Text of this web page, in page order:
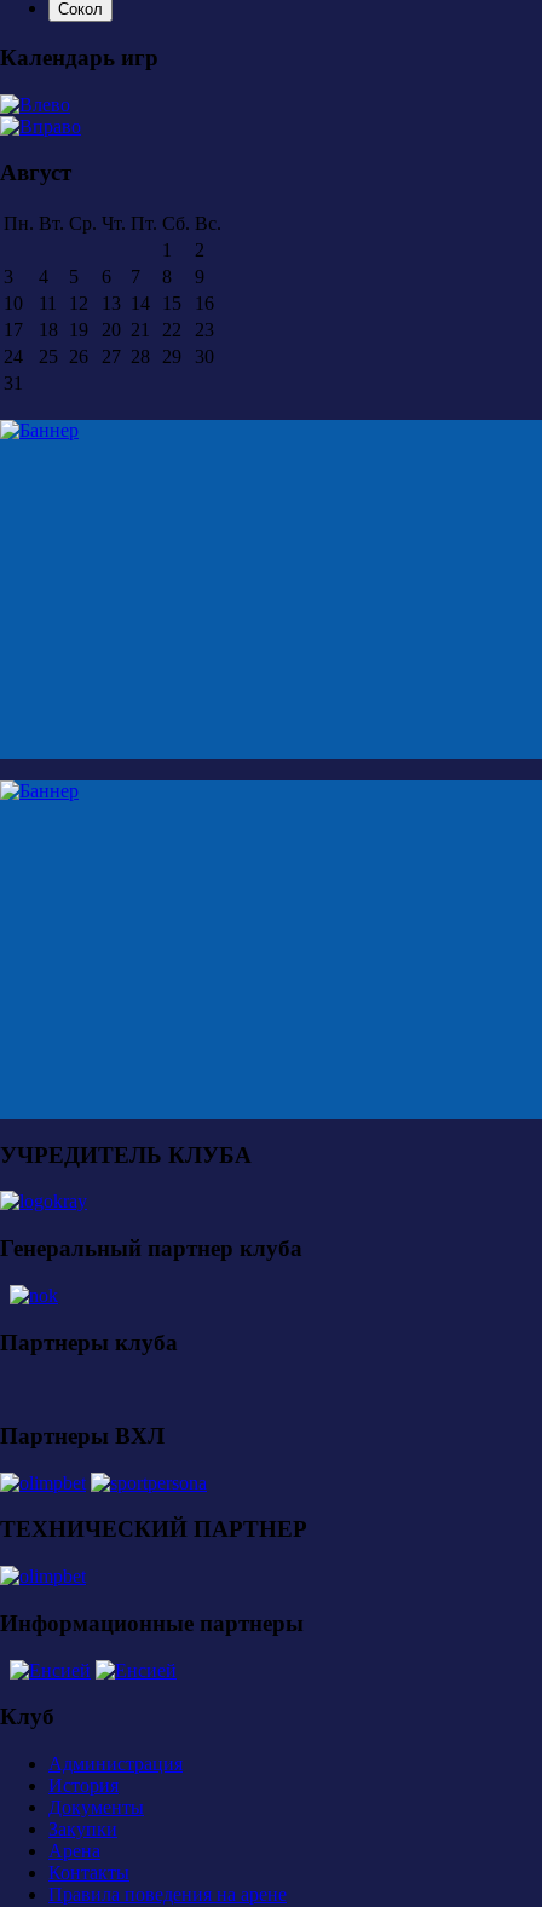
Сокол
Календарь игр
Август
Пн. Вт. Ср. Чт. Пт. Сб. Вс.
1
2
3
4 5 6 7 8
9
10
11 12 13 14 15
16
17
18 19 20 21 22
23
24
25 26 27 28 29
30
31
УЧРЕДИТЕЛЬ КЛУБА
Генеральный партнер клуба
Партнеры клуба
Партнеры ВХЛ
ТЕХНИЧЕСКИЙ ПАРТНЕР
Информационные партнеры
Клуб
Администрация
История
Документы
Закупки
Арена
Контакты
Правила поведения на арене